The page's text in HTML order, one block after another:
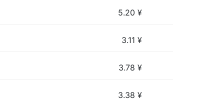
5.20 ¥
3.11 ¥
3.78 ¥
3.38 ¥